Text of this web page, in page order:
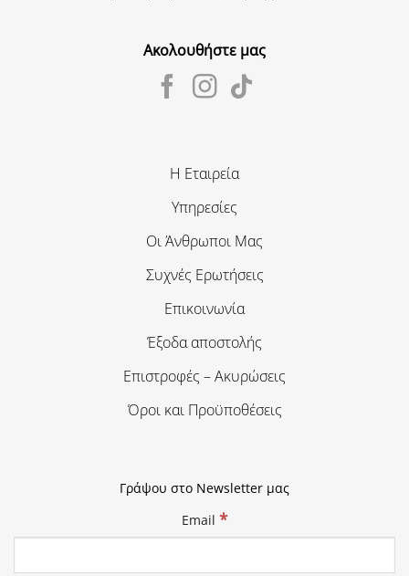
Ακολουθήστε μας
Η Εταιρεία
Υπηρεσίες
Οι Άνθρωποι Μας
Συχνές Ερωτήσεις
Επικοινωνία
Έξοδα αποστολής
Επιστροφές – Ακυρώσεις
Όροι και Προϋποθέσεις
Γράψου στο Newsletter μας
Email *